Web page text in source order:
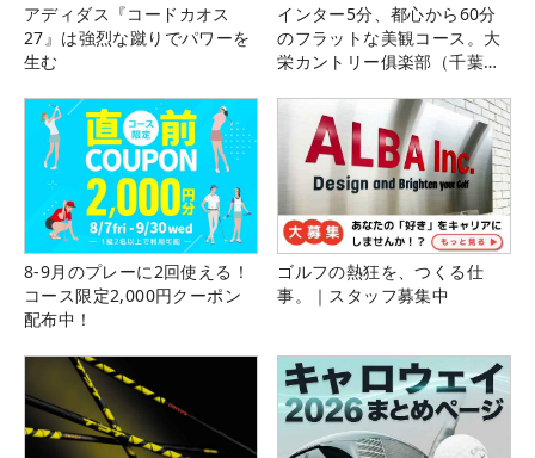
アディダス『コードカオス
27』は強烈な蹴りでパワーを
生む
インター5分、都心から60分
のフラットな美観コース。大
栄カントリー俱楽部（千葉
8-9月のプレーに2回使える！
コース限定2,000円クーポン
配布中！
ゴルフの熱狂を、つくる仕
事。｜スタッフ募集中